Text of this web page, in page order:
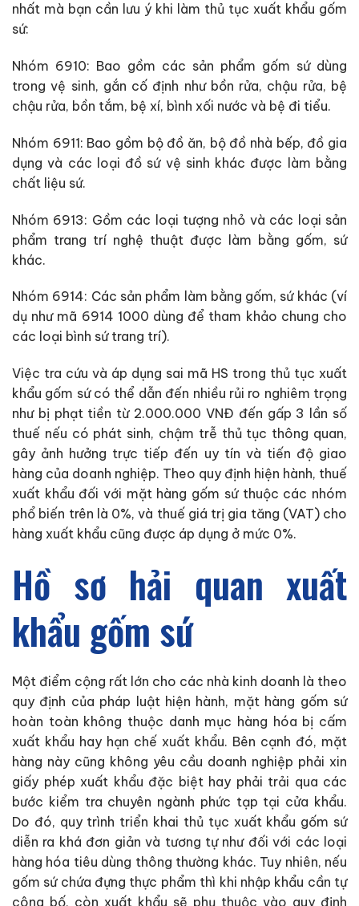
nhất mà bạn cần lưu ý khi làm thủ tục xuất khẩu gốm
sứ:
Nhóm 6910: Bao gồm các sản phẩm gốm sứ dùng
trong vệ sinh, gắn cố định như bồn rửa, chậu rửa, bệ
chậu rửa, bồn tắm, bệ xí, bình xối nước và bệ đi tiểu.
Nhóm 6911: Bao gồm bộ đồ ăn, bộ đồ nhà bếp, đồ gia
dụng và các loại đồ sứ vệ sinh khác được làm bằng
chất liệu sứ.
Nhóm 6913: Gồm các loại tượng nhỏ và các loại sản
phẩm trang trí nghệ thuật được làm bằng gốm, sứ
khác.
Nhóm 6914: Các sản phẩm làm bằng gốm, sứ khác (ví
dụ như mã 6914 1000 dùng để tham khảo chung cho
các loại bình sứ trang trí).
Việc tra cứu và áp dụng sai mã HS trong thủ tục xuất
khẩu gốm sứ có thể dẫn đến nhiều rủi ro nghiêm trọng
như bị phạt tiền từ 2.000.000 VNĐ đến gấp 3 lần số
thuế nếu có phát sinh, chậm trễ thủ tục thông quan,
gây ảnh hưởng trực tiếp đến uy tín và tiến độ giao
hàng của doanh nghiệp. Theo quy định hiện hành, thuế
xuất khẩu đối với mặt hàng gốm sứ thuộc các nhóm
phổ biến trên là 0%, và thuế giá trị gia tăng (VAT) cho
hàng xuất khẩu cũng được áp dụng ở mức 0%.
Hồ sơ hải quan xuất
khẩu gốm sứ
Một điểm cộng rất lớn cho các nhà kinh doanh là theo
quy định của pháp luật hiện hành, mặt hàng gốm sứ
hoàn toàn không thuộc danh mục hàng hóa bị cấm
xuất khẩu hay hạn chế xuất khẩu. Bên cạnh đó, mặt
hàng này cũng không yêu cầu doanh nghiệp phải xin
giấy phép xuất khẩu đặc biệt hay phải trải qua các
bước kiểm tra chuyên ngành phức tạp tại cửa khẩu.
Do đó, quy trình triển khai thủ tục xuất khẩu gốm sứ
diễn ra khá đơn giản và tương tự như đối với các loại
hàng hóa tiêu dùng thông thường khác. Tuy nhiên, nếu
gốm sứ chứa đựng thực phẩm thì khi nhập khẩu cần tự
công bố, còn xuất khẩu sẽ phụ thuộc vào quy định